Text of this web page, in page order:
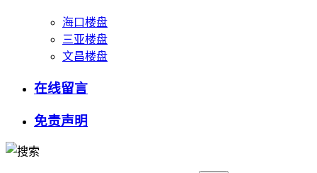
海口楼盘
三亚楼盘
文昌楼盘
在线留言
免责声明